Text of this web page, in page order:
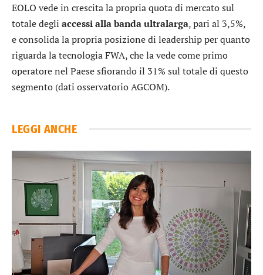
EOLO vede in crescita la propria quota di mercato sul
totale degli accessi alla banda ultralarga, pari al 3,5%,
e consolida la propria posizione di leadership per quanto
riguarda la tecnologia FWA, che la vede come primo
operatore nel Paese sfiorando il 31% sul totale di questo
segmento (dati osservatorio AGCOM).
LEGGI ANCHE